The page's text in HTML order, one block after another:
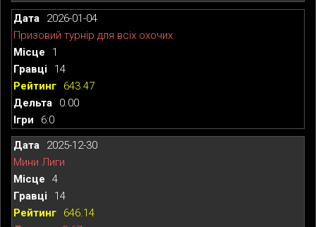
2026-01-04
Призовий турнір для всіх охочих
1
14
643.47
0.00
6:0
2025-12-30
Мини Лиги
4
14
646.14